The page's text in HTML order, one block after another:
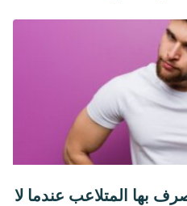
بها المتلاعب عندما لا